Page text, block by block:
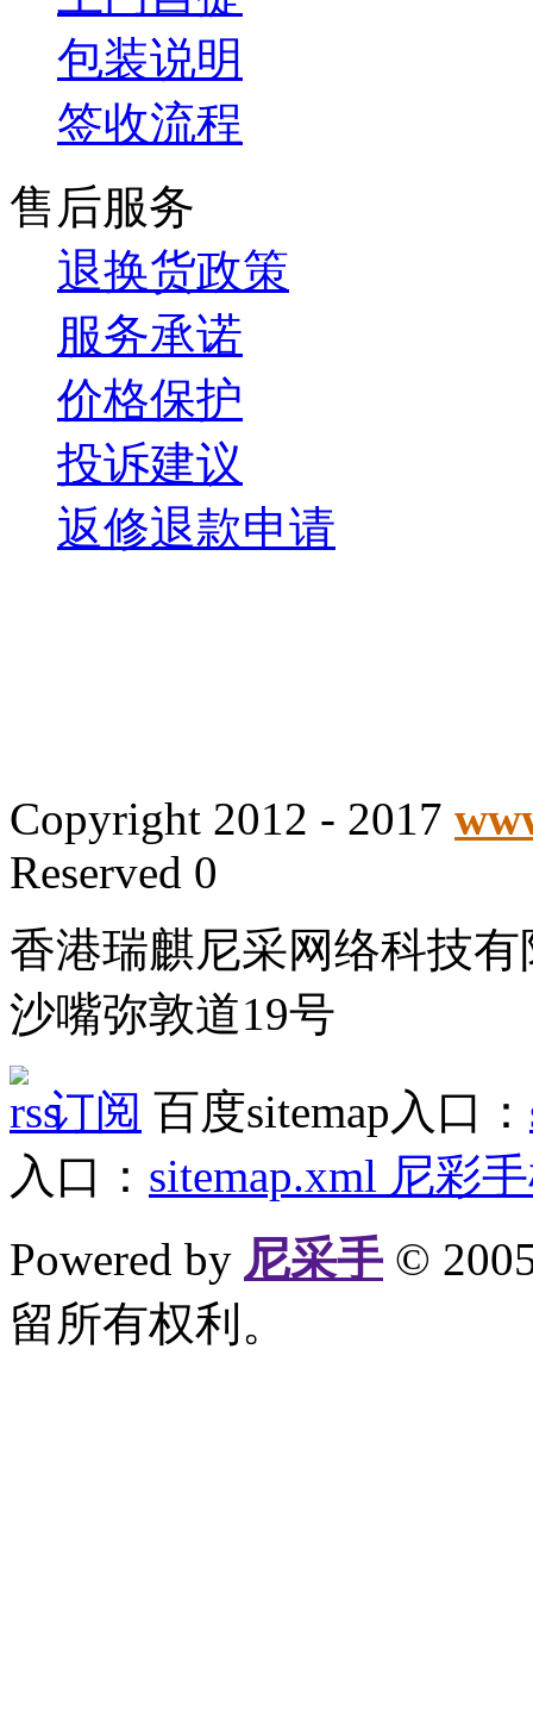
包装说明
签收流程
售后服务
退换货政策
服务承诺
价格保护
投诉建议
返修退款申请
Copyright 2012 - 2017
Reserved 0
香港瑞麒尼采网络科技
沙嘴弥敦道19号
订阅 百度sitemap入口：
入口： sitemap.xml 尼彩
Powered by 尼采手©
留所有权利。